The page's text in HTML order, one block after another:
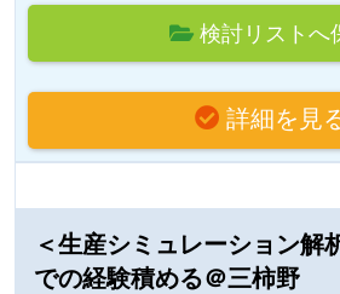
検討リストへ
詳細を見
＜生産シミュレーション解
での経験積める＠三柿野